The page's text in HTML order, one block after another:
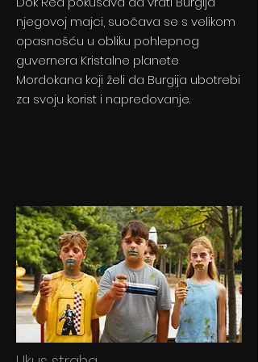
njegovoj majci, suočava se s velikom
opasnošću u obliku pohlepnog
guvernera Kristalne planete
Mordokana koji želi da Burgija ubotrebi
za svoju korist i napredovanje.